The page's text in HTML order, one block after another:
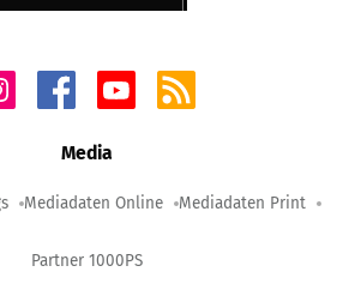
Media
Mediadaten Online Mediadaten Print
Partner 1000PS